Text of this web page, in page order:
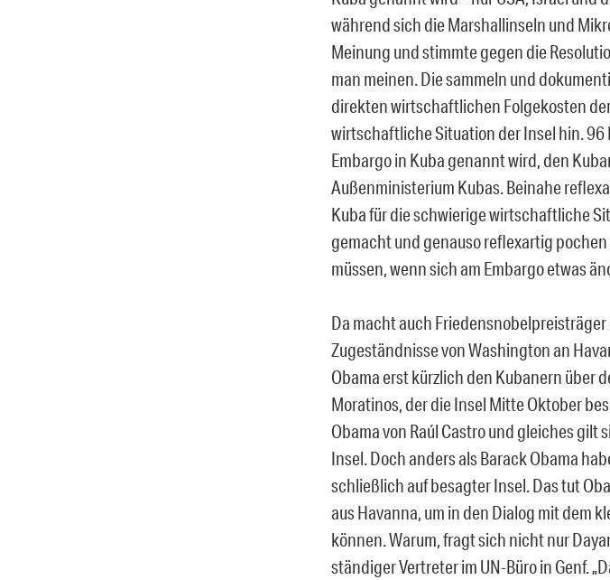
während sich die Marshallinseln und
Meinung und stimmte gegen die
man meinen. Die sammeln und
direkten wirtschaftlichen Folgekosten
wirtschaftliche Situation der Insel hin. 96
Embargo in Kuba genannt wird, den
Außenministerium Kubas. Beinahe
Kuba für die schwierige wirtschaftliche
gemacht und genauso reflexartig pochen
müssen, wenn sich am Embargo etwas
Da macht auch
Zugeständnisse von Washington an
Obama erst kürzlich den Kubanern über
Moratinos, der die Insel Mitte Oktober
Obama von Raúl Castro und gleiches
Insel. Doch anders als Barack Obama
schließlich auf besagter Insel. Das tut
aus Havanna, um in den Dialog mit dem
können. Warum, fragt sich nicht nur
ständiger Vertreter im UN-Büro in Genf.